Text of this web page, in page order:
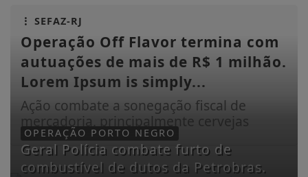
SEFAZ-RJ
Operação Off Flavor termina com
autuações de mais de R$ 1 milhão.
Lorem Ipsum is simply...
Ação combate a sonegação fiscal de
mercadoria, principalmente cervejas
OPERAÇÃO PORTO NEGRO
Geral Polícia combate furto de
combustível de dutos da Petrobras.